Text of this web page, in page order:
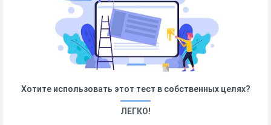
Хотите использовать этот тест в собственных целях?
ЛЕГКО!